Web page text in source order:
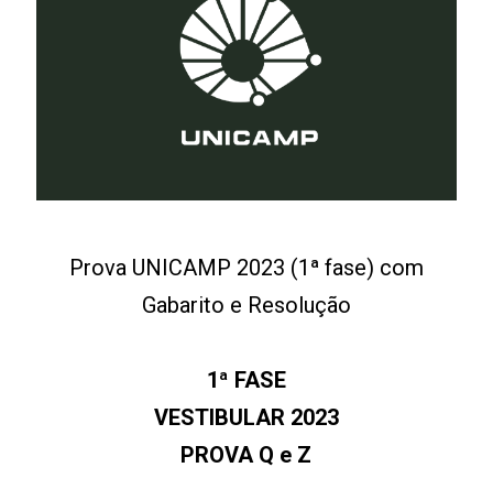
Prova UNICAMP 2023 (1ª fase) com
Gabarito e Resolução
1ª FASE
VESTIBULAR 2023
PROVA Q e Z